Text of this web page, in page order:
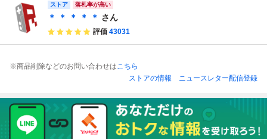
ストア 落札率が高い
＊ ＊ ＊ ＊ ＊ さん
評価 43031
※商品削除などのお問い合わせはこちら
ストアの情報
ニュースレター配信登録